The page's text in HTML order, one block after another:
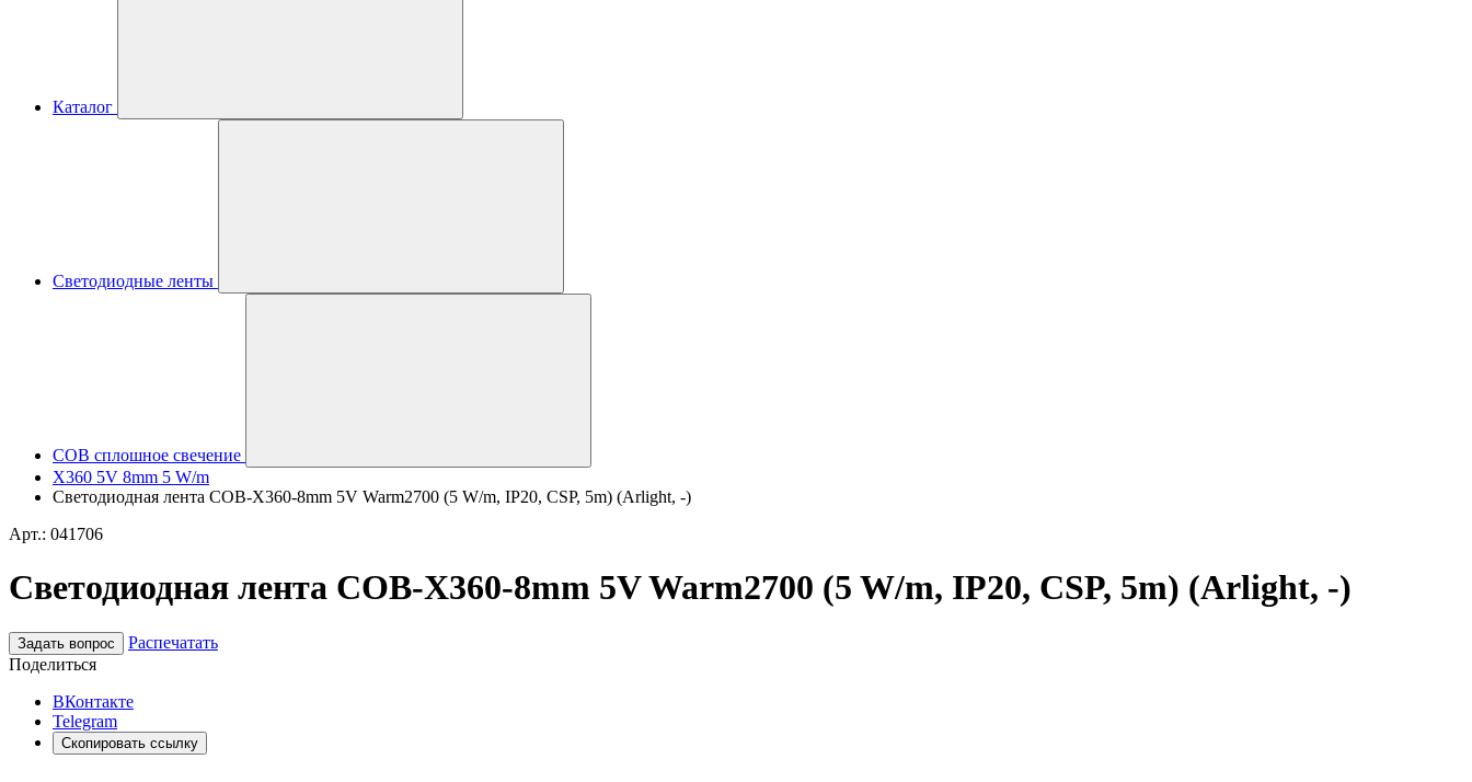
Каталог
Светодиодные ленты
COB сплошное свечение
X360 5V 8mm 5 W/m
Светодиодная лента COB-X360-8mm 5V Warm2700 (5 W/m, IP20, CSP, 5m) (Arlight, -)
Арт.: 041706
Светодиодная лента COB-X360-8mm 5V Warm2700 (5 W/m, IP20, CSP, 5m) (Arlight, -)
Задать вопрос
Распечатать
Поделиться
ВКонтакте
Telegram
Скопировать ссылку